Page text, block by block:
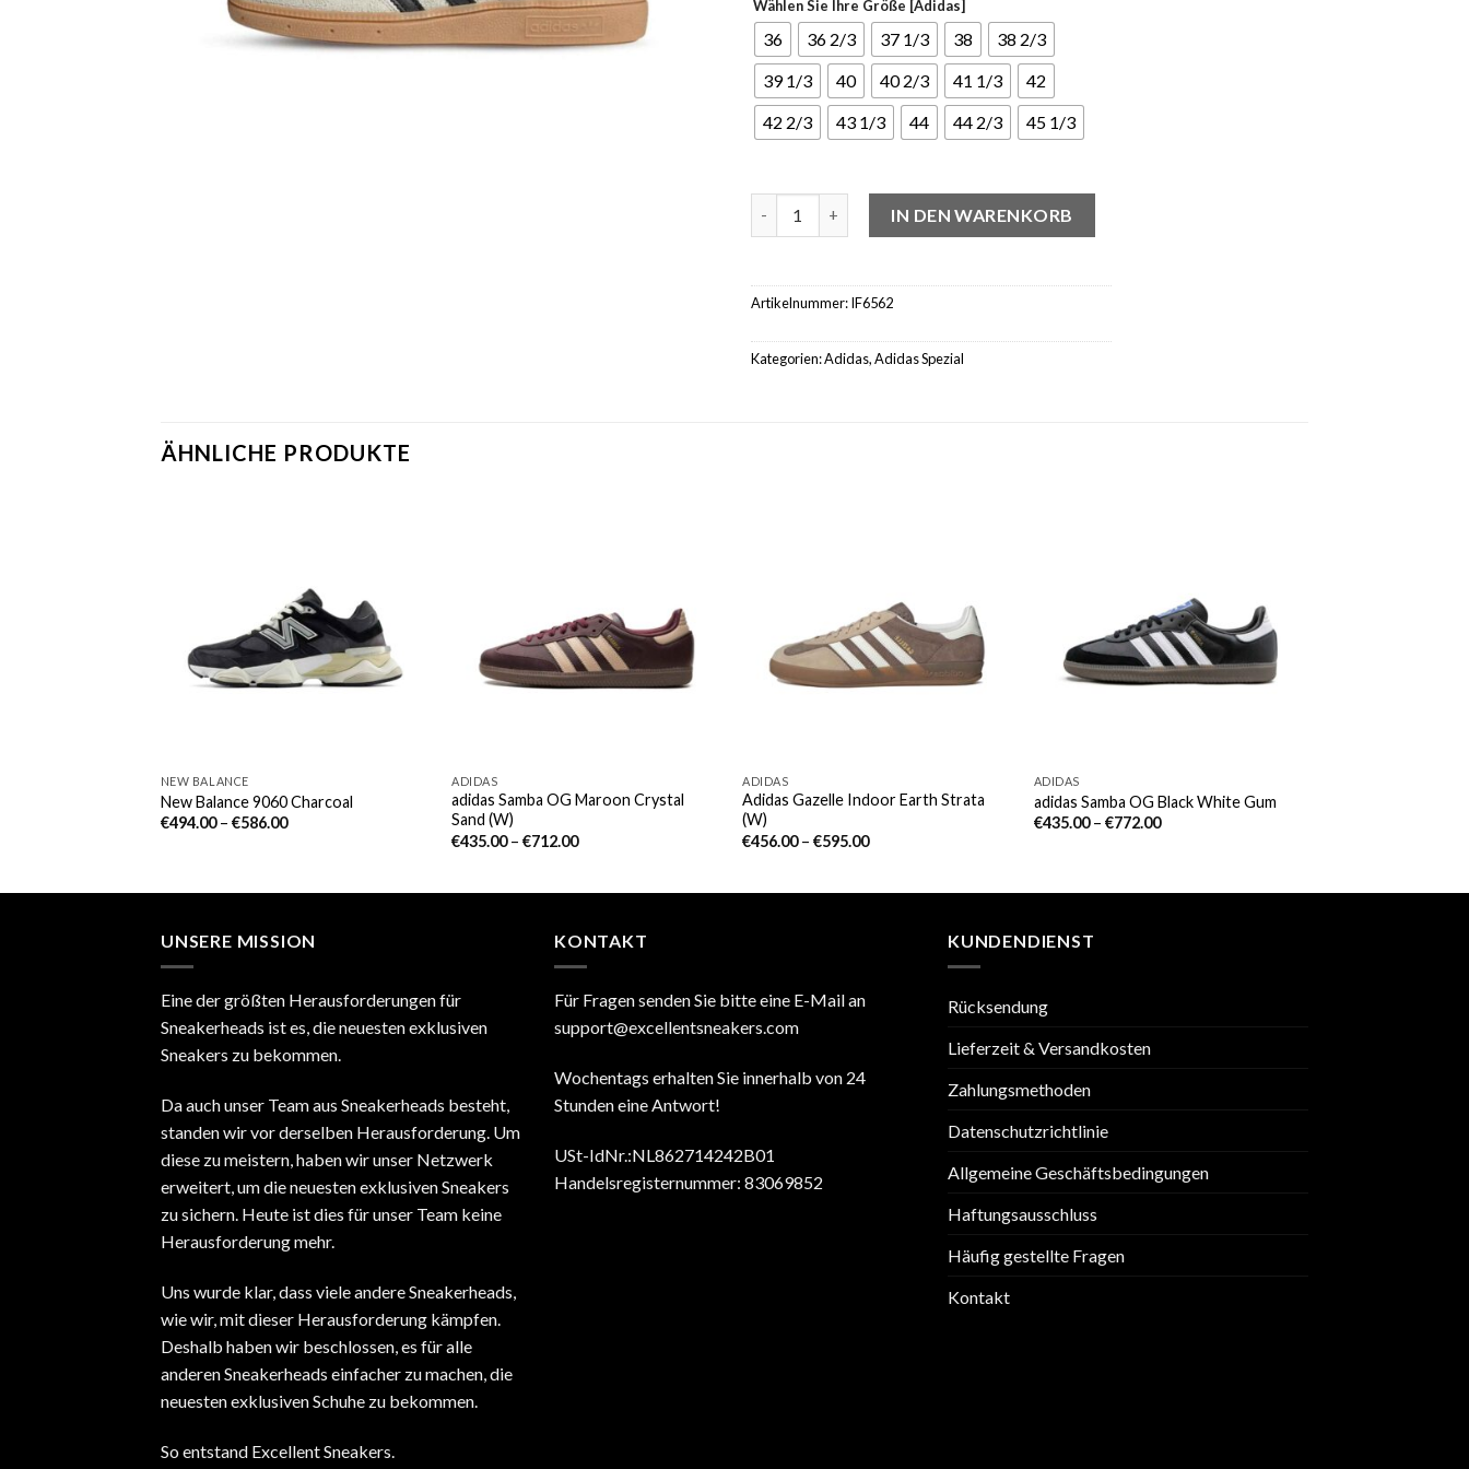
Wählen Sie Ihre Größe [Adidas]
36 36 2/3 37 1/3 38
38 2/3
39 1/3
40 40 2/3 41 1/3
42
42 2/3
43 1/3 44 44 2/3 45 1/3
IN DEN WARENKORB
Artikelnummer:IF6562
Kategorien:Adidas,Adidas Spezial
ÄHNLICHE PRODUKTE
NEW BALANCE
New Balance 9060 Charcoal
€494.00– €586.00
ADIDAS
adidas Samba OG Maroon Crystal
Sand (W)
€435.00–€712.00
ADIDAS
Adidas Gazelle Indoor Earth Strata
(W)
€456.00–€595.00
ADIDAS
adidas Samba OG Black White Gum
€435.00– €772.00
UNSERE MISSION
Eine der größten Herausforderungen für
Sneakerheads ist es, die neuesten exklusiven
Sneakers zu bekommen.
Da auch unser Team aus Sneakerheads besteht,
standen wir vor derselben Herausforderung. Um
diese zu meistern, haben wir unser Netzwerk
erweitert, um die neuesten exklusiven Sneakers
zu sichern. Heute ist dies für unser Team keine
Herausforderung mehr.
Uns wurde klar, dass viele andere Sneakerheads,
wie wir, mit dieser Herausforderung kämpfen.
Deshalb haben wir beschlossen, es für alle
anderen Sneakerheads einfacher zu machen, die
neuesten exklusiven Schuhe zu bekommen.
So entstand Excellent Sneakers.
KONTAKT
Für Fragen senden Sie bitte eine E-Mail an
support@excellentsneakers.com
Wochentags erhalten Sie innerhalb von 24
Stunden eine Antwort!
USt-IdNr.:NL862714242B01
Handelsregisternummer: 83069852
KUNDENDIENST
Rücksendung
Lieferzeit & Versandkosten
Zahlungsmethoden
Datenschutzrichtlinie
Allgemeine Geschäftsbedingungen
Haftungsausschluss
Häufig gestellte Fragen
Kontakt